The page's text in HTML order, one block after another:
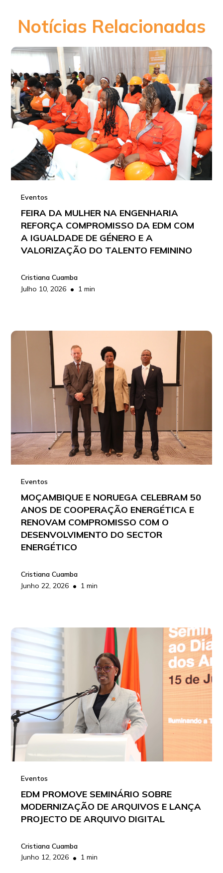
Notícias Relacionadas
Eventos
FEIRA DA MULHER NA ENGENHARIA
REFORÇA COMPROMISSO DA EDM COM
A IGUALDADE DE GÉNERO E A
VALORIZAÇÃO DO TALENTO FEMININO
Cristiana Cuamba
Julho 10, 2026 • 1 min
Eventos
MOÇAMBIQUE E NORUEGA CELEBRAM 50
ANOS DE COOPERAÇÃO ENERGÉTICA E
RENOVAM COMPROMISSO COM O
DESENVOLVIMENTO DO SECTOR
ENERGÉTICO
Cristiana Cuamba
Junho 22, 2026 • 1 min
Eventos
EDM PROMOVE SEMINÁRIO SOBRE
MODERNIZAÇÃO DE ARQUIVOS E LANÇA
PROJECTO DE ARQUIVO DIGITAL
Cristiana Cuamba
Junho 12, 2026 • 1 min